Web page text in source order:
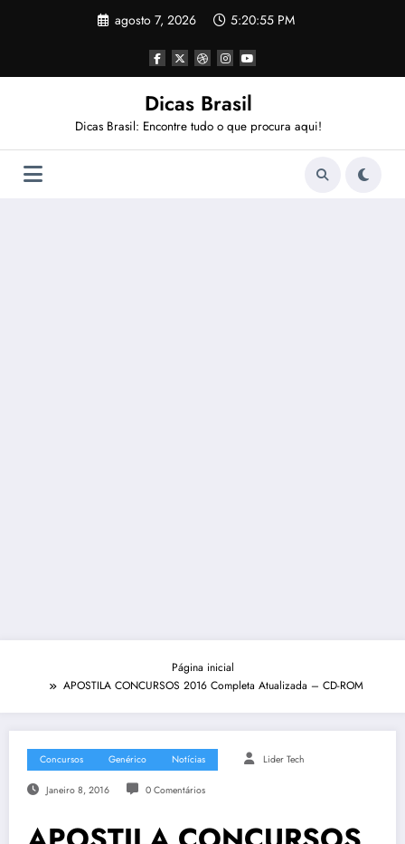
agosto 7, 2026 5:20:56 PM
Dicas Brasil
Dicas Brasil: Encontre tudo o que procura aqui!
Página inicial
APOSTILA CONCURSOS 2016 Completa Atualizada – CD-ROM
Concursos Genérico Notícias Lider Tech
Janeiro 8, 2016 0 Comentários